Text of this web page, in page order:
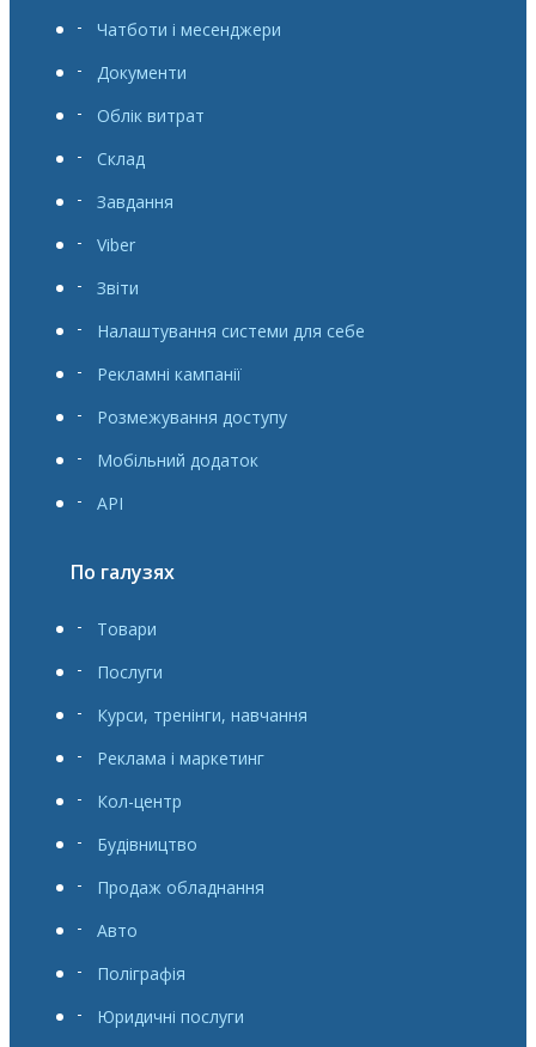
Чатботи і месенджери
Документи
Облік витрат
Склад
Завдання
Viber
Звіти
Налаштування системи для себе
Рекламні кампанії
Розмежування доступу
Мобільний додаток
API
По галузях
Товари
Послуги
Курси, тренінги, навчання
Реклама і маркетинг
Кол-центр
Будівництво
Продаж обладнання
Авто
Поліграфія
Юридичні послуги